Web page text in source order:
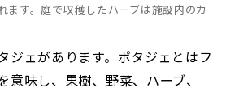
ます。庭で収穫したハーブは施設内のカ
ジェがあります。ポタジェとはフ
意味し、果樹、野菜、ハーブ、